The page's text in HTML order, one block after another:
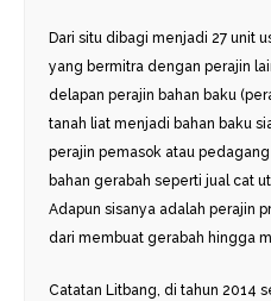
Dari situ dibagi menjadi 27 unit
yang bermitra dengan perajin
delapan perajin bahan baku
tanah liat menjadi bahan baku
perajin pemasok atau
bahan gerabah seperti jual cat
Adapun sisanya adalah perajin
dari membuat gerabah hingga
Catatan Litbang, di tahun 2014